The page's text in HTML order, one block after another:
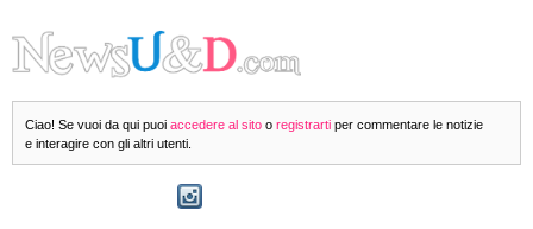
Ciao! Se vuoi da qui puoi accedere al sito o registrarti per commentare le notizie
e interagire con gli altri utenti.